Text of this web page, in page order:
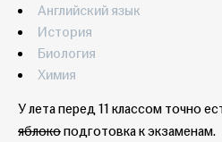
Английский язык
История
Биология
Химия
У лета перед 11 классом точно
яблокоподготовка к экзаменам.